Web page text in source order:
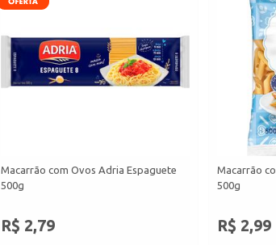
Macarrão com Ovos Adria Espaguete
500g
R$ 2,79
Macarrão
500g
R$ 2,99